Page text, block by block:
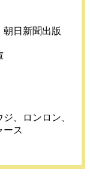
朝日新聞出版
、ロンロン、
ース